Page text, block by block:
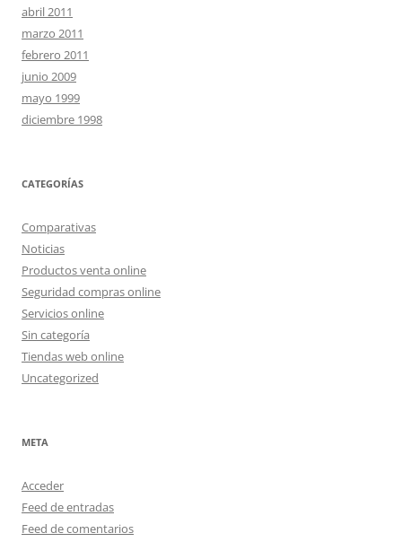
abril 2011
marzo 2011
febrero 2011
junio 2009
mayo 1999
diciembre 1998
CATEGORÍAS
Comparativas
Noticias
Productos venta online
Seguridad compras online
Servicios online
Sin categoría
Tiendas web online
Uncategorized
META
Acceder
Feed de entradas
Feed de comentarios